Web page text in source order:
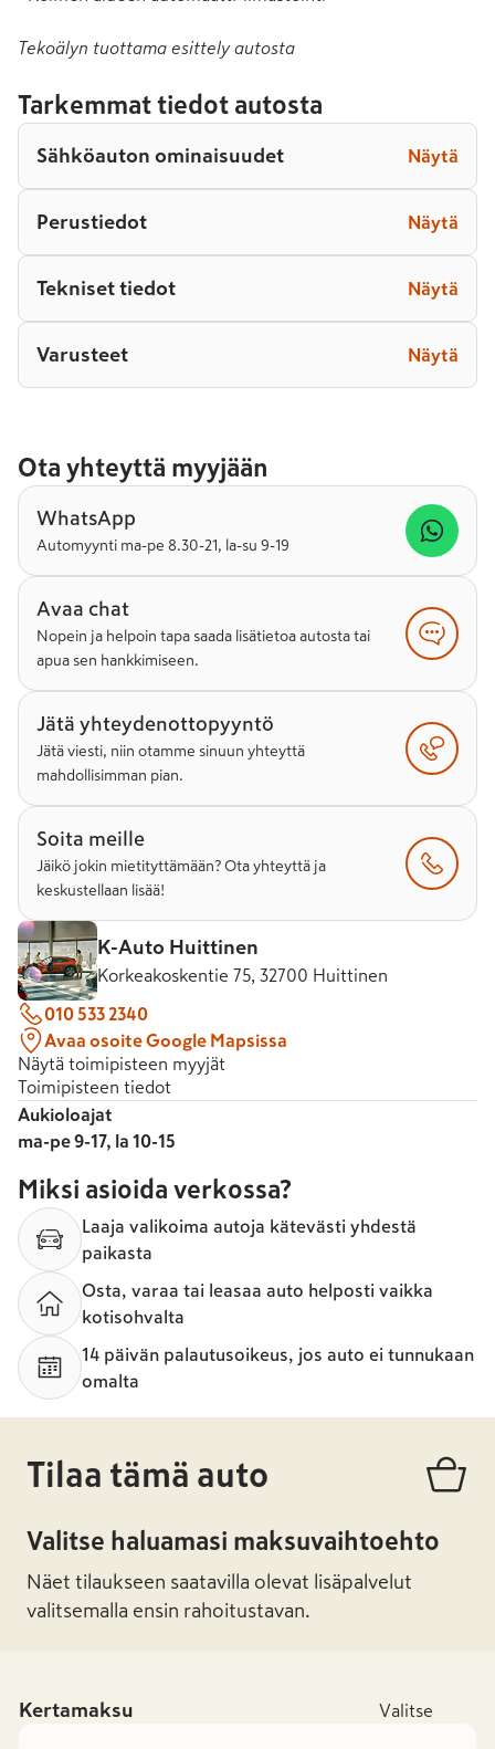
Tekoälyn tuottama esittely autosta
Tarkemmat tiedot autosta
Sähköauton ominaisuudet Näytä
Perustiedot Näytä
Tekniset tiedot Näytä
Varusteet Näytä
Ota yhteyttä myyjään
WhatsApp
Automyynti ma-pe 8.30-21, la-su 9-19
Avaa chat
Nopein ja helpoin tapa saada lisätietoa autosta tai
apua sen hankkimiseen.
Jätä yhteydenottopyyntö
Jätä viesti, niin otamme sinuun yhteyttä
mahdollisimman pian.
Soita meille
Jäikö jokin mietityttämään? Ota yhteyttä ja
keskustellaan lisää!
K-Auto Huittinen
Korkeakoskentie 75, 32700 Huittinen
010 533 2340
Avaa osoite Google Mapsissa
Näytä toimipisteen myyjät
Toimipisteen tiedot
Aukioloajat
ma-pe 9-17, la 10-15
Miksi asioida verkossa?
Laaja valikoima autoja kätevästi yhdestä
paikasta
Osta, varaa tai leasaa auto helposti vaikka
kotisohvalta
14 päivän palautusoikeus, jos auto ei tunnukaan
omalta
Tilaa tämä auto
Valitse haluamasi maksuvaihtoehto
Näet tilaukseen saatavilla olevat lisäpalvelut
valitsemalla ensin rahoitustavan.
Kertamaksu Valitse